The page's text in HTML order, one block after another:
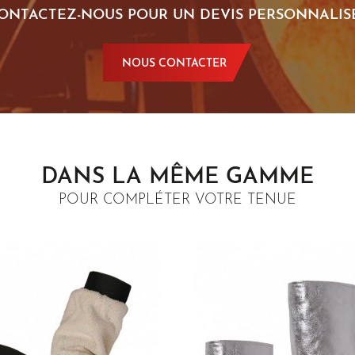
NOUS POUR UN DEVIS
NOUS CONTACTER
DANS LA MÊME GAMME
POUR COMPLÉTER VOTRE TENUE